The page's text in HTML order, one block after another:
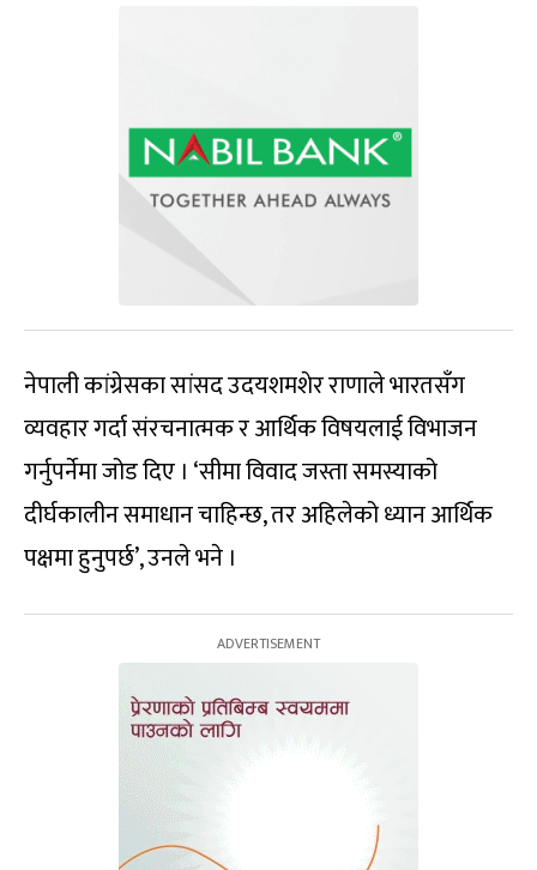
नेपाली कांग्रेसका सांसद उदयशमशेर राणाले भारतसँग
व्यवहार गर्दा संरचनात्मक र आर्थिक विषयलाई विभाजन
गर्नुपर्नेमा जोड दिए । ‘सीमा विवाद जस्ता समस्याको
दीर्घकालीन समाधान चाहिन्छ, तर अहिलेको ध्यान आर्थिक
पक्षमा हुनुपर्छ’, उनले भने ।